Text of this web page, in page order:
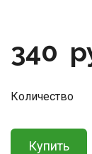
340
Количество
Купить